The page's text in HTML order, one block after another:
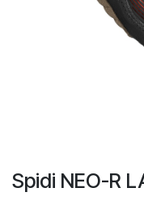
Spidi NEO-R